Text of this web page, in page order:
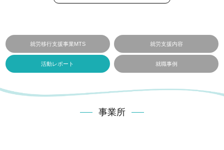
就労移行支援事業MTS 就労支援内容
活動レポート 就職事例
事業所